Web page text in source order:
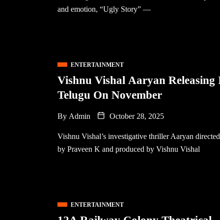
and emotion, “Ugly Story” —
ENTERTAINMENT
Vishnu Vishal Aaryan Releasing
Telugu On November
By Admin October 28, 2025
Vishnu Vishal’s investigative thriller Aaryan directed
by Praveen K and produced by Vishnu Vishal
ENTERTAINMENT